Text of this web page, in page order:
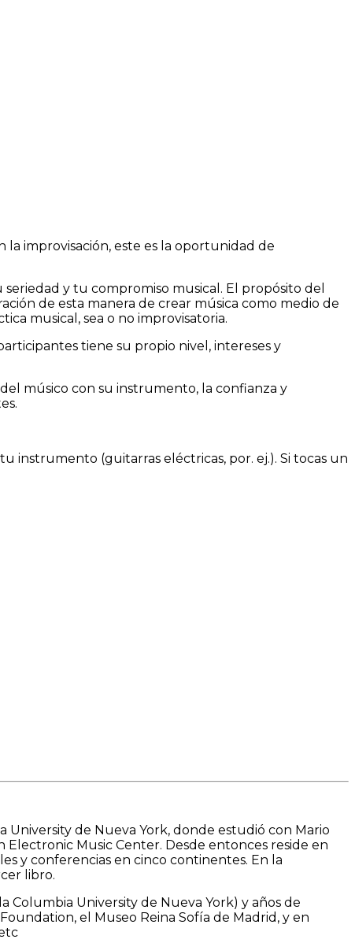
la improvisación, este es la oportunidad de
y tu compromiso musical. El propósito del
de esta manera de crear música como medio de
musical, sea o no improvisatoria.
tiene su propio nivel, intereses y
músico con su instrumento, la confianza y
instrumento (guitarras eléctricas, por. ej.). Si tocas un
de Nueva York, donde estudió con Mario
Music Center. Desde entonces reside en
y conferencias en cinco continentes. En la
libro.
Columbia University de Nueva York) y años de
el Museo Reina Sofía de Madrid, y en